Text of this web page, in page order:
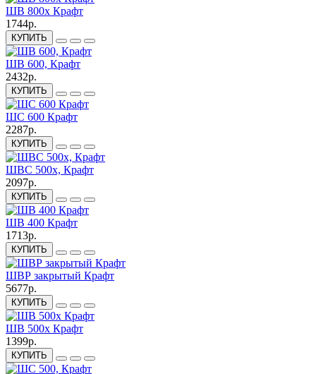
ШВ 800х Крафт
1744р.
КУПИТЬ
ШВ 600, Крафт
2432р.
КУПИТЬ
ШС 600 Крафт
2287р.
КУПИТЬ
ШВС 500х, Крафт
2097р.
КУПИТЬ
ШВ 400 Крафт
1713р.
КУПИТЬ
ШВР закрытый Крафт
5677р.
КУПИТЬ
ШВ 500х Крафт
1399р.
КУПИТЬ